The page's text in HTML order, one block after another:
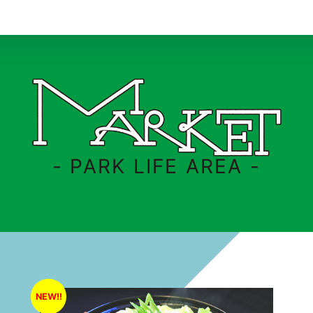
- PARK LIFE AREA -
NEW!!